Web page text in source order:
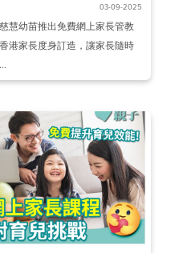
03-09-2025
慧幼苗推出免費網上家長管教
港家長度身訂造，讓家長隨時